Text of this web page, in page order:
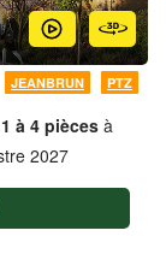
JEANBRUN PTZ
à 4 piècesà
2027